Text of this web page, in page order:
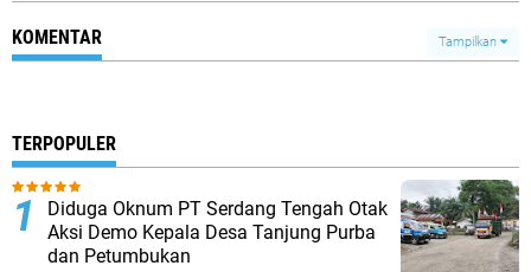
KOMENTAR Tampilkan
TERPOPULER
Diduga Oknum PT Serdang Tengah Otak
Aksi Demo Kepala Desa Tanjung Purba
dan Petumbukan